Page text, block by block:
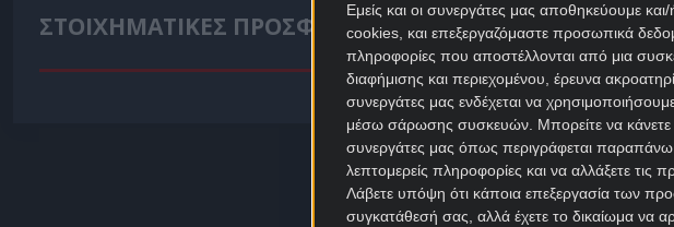
Εμείς και οι συνεργάτες μας αποθηκεύουμε
cookies, και επεξεργαζόμαστε προσωπικά
πληροφορίες που αποστέλλονται από μια
διαφήμισης και περιεχομένου, έρευνα
συνεργάτες μας ενδέχεται να
μέσω σάρωσης συσκευών. Μπορείτε να κάνετε
συνεργάτες μας όπως περιγράφεται
λεπτομερείς πληροφορίες και να αλλάξετε τις
Λάβετε υπόψη ότι κάποια επεξεργασία των
συγκατάθεσή σας, αλλά έχετε το δικαίωμα να
ΣΤΟΙΧΗΜΑΤΙΚΕΣ ΠΡΟΣΦΟΡΕΣ *